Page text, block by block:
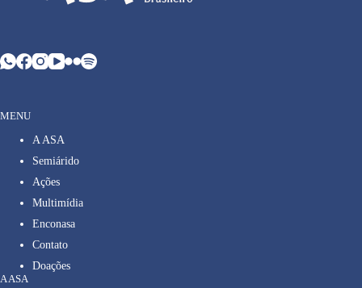
MENU
A ASA
Semiárido
Ações
Multimídia
Enconasa
Contato
Doações
A ASA